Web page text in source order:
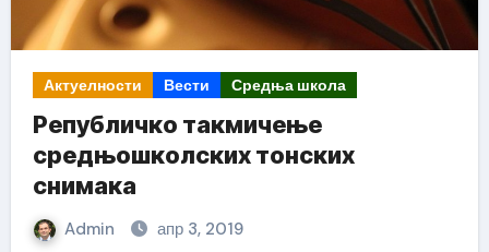
Актуелности Вести Средња школа
Републичко такмичење
средњошколских тонских
снимака
Admin апр 3, 2019